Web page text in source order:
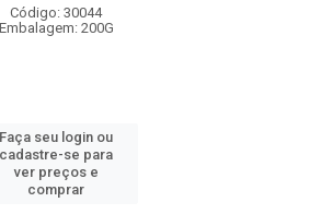
Código: 30044
Embalagem: 200G
Faça seu login ou
cadastre-se para
ver preços e
comprar